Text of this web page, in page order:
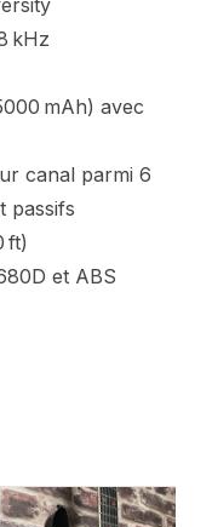
kHz
mAh) avec
canal parmi 6
passifs
ft)
et ABS